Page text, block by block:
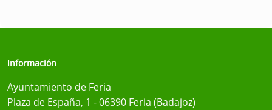
Información
Ayuntamiento de Feria
Plaza de España, 1 - 06390 Feria (Badajoz)